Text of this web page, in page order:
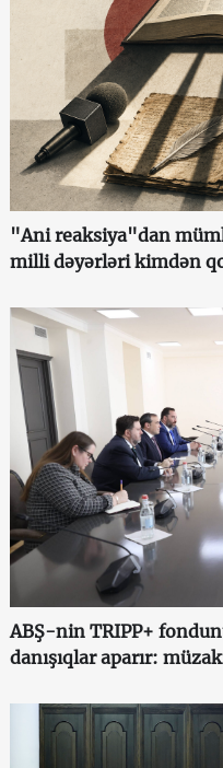
"Ani reaksiya"dan
milli dəyərləri kimdən
ABŞ-nin TRIPP+
danışıqlar aparır: